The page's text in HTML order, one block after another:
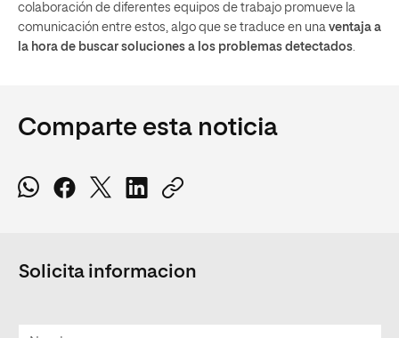
colaboración de diferentes equipos de trabajo promueve la
comunicación entre estos, algo que se traduce en una ventaja a
la hora de buscar soluciones a los problemas detectados
Comparte esta noticia
Solicita informacion